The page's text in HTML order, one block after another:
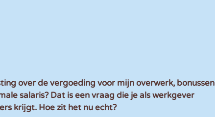
over de vergoeding voor mijn overwerk, bonussen
salaris? Dat is een vraag die je als werkgever
krijgt. Hoe zit het nu echt?